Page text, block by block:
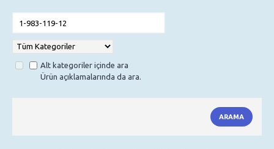
Alt kategoriler içinde ara
Ürün açıklamalarında da ara.